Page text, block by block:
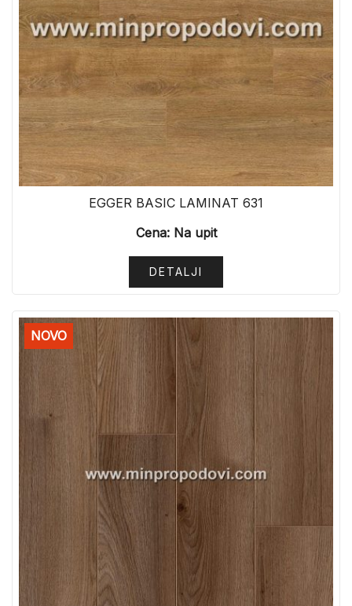
EGGER BASIC LAMINAT 631
Cena: Na upit
DETALJI
NOVO